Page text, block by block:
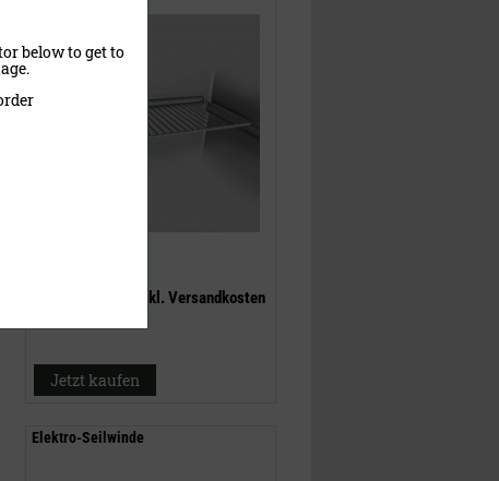
exkl. Versandkosten
Jetzt kaufen
Elektro-Seilwinde
below to get to